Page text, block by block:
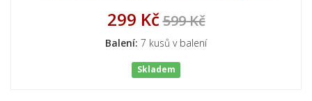
299 Kč599 Kč
Balení: 7 kusů v balení
Skladem